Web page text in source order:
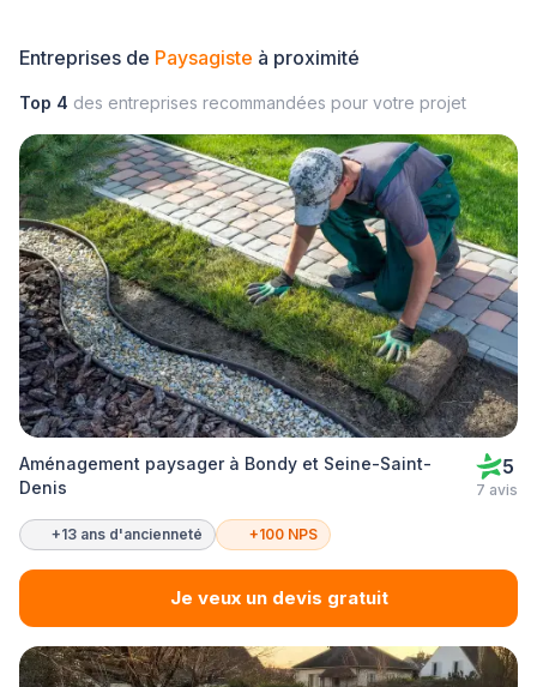
Entreprises de Paysagiste à proximité
Top 4 des entreprises recommandées pour votre projet
Aménagement paysager à Bondy et Seine-Saint-
Denis
5
7 avis
+13 ans d'ancienneté +100 NPS
Je veux un devis gratuit